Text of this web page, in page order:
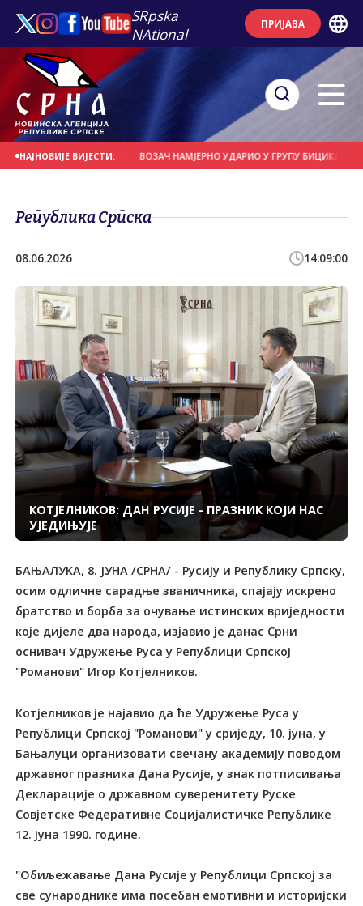
SRpska
NAtional
ПРИЈАВА
НАЈНОВИЈЕ ВИЈЕСТИ:
НА ДАНАШЊИ ДАН ВОЗАЧ НАМЈЕРНО УДАРИО У ГРУПУ БИЦИКЛИСТА
Република Српска
08.06.2026 14:09:00
КОТЈЕЛНИКОВ: ДАН РУСИЈЕ - ПРАЗНИК КОЈИ НАС
УЈЕДИЊУЈЕ
БАЊАЛУКА, 8. ЈУНА /СРНА/ - Русију и Републику Српску,
осим одличне сарадње званичника, спајају искрено
братство и борба за очување истинских вриједности
које дијеле два народа, изјавио је данас Срни
оснивач Удружење Руса у Републици Српској
"Романови" Игор Котјелников.
Котјелников је најавио да ће Удружење Руса у
Републици Српској "Романови" у сриједу, 10. јуна, у
Бањалуци организовати свечану академију поводом
државног празника Дана Русије, у знак потписивања
Декларације о државном суверенитету Руске
Совјетске Федеративне Социјалистичке Републике
12. јуна 1990. године.
"Обиљежавање Дана Русије у Републици Српској за
све сународнике има посебан емотивни и историјски